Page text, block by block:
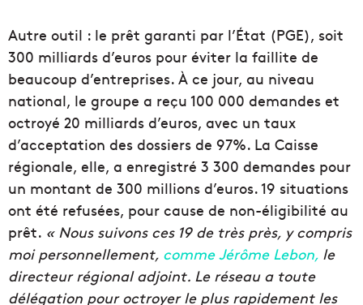
Autre outil : le prêt garanti par l’État (PGE), soit
300 milliards d’euros pour éviter la faillite de
beaucoup d’entreprises. À ce jour, au niveau
national, le groupe a reçu 100 000 demandes et
octroyé 20 milliards d’euros, avec un taux
d’acceptation des dossiers de 97%. La Caisse
régionale, elle, a enregistré 3 300 demandes pour
un montant de 300 millions d’euros. 19 situations
ont été refusées, pour cause de non-éligibilité au
prêt. « Nous suivons ces 19 de très près, y compris
moi personnellement, comme Jérôme Lebon, le
directeur régional adjoint. Le réseau a toute
délégation pour octroyer le plus rapidement les